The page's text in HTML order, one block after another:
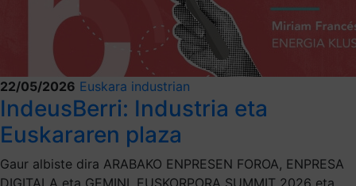
22/05/2026 Euskara industrian
IndeusBerri: Industria eta
Euskararen plaza
Gaur albiste dira ARABAKO ENPRESEN FOROA, ENPRESA
DIGITALA eta GEMINI, EUSKORPORA SUMMIT 2026 eta